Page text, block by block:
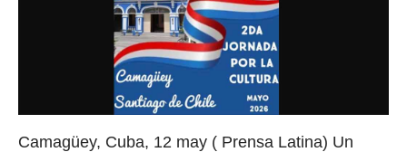
Camagüey, Cuba, 12 may ( Prensa Latina) Un